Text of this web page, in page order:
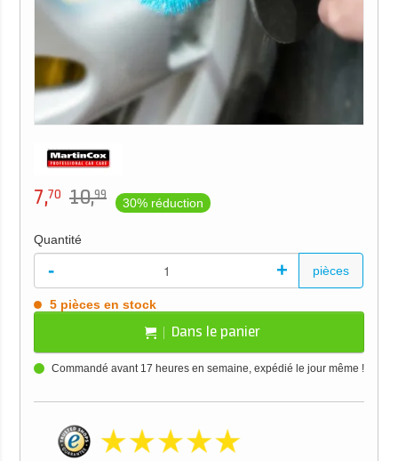
7,70 10,99
30% réduction
Quantité
- + pièces
5 pièces en stock
Dans le panier
Commandé avant 17 heures en semaine, expédié le jour même !